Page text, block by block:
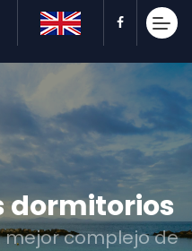
dormitorios
mejor complejo de